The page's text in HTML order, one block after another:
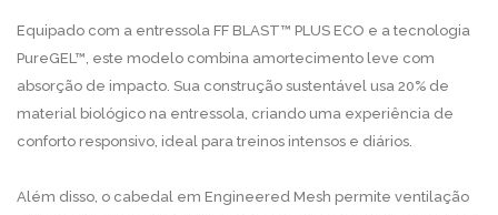
Equipado com a entressola FF BLAST™ PLUS ECO e a tecnologia
PureGEL™, este modelo combina amortecimento leve com
absorção de impacto. Sua construção sustentável usa 20% de
material biológico na entressola, criando uma experiência de
conforto responsivo, ideal para treinos intensos e diários.
Além disso, o cabedal em Engineered Mesh permite ventilação